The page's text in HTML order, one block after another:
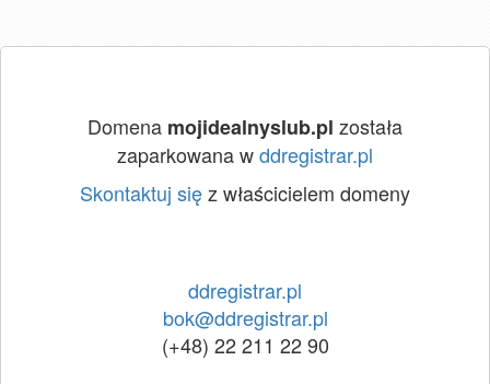
Domena mojidealnyslub.pl została
zaparkowana wddregistrar.pl
Skontaktuj sięz właścicielem domeny
ddregistrar.pl
bok@ddregistrar.pl
(+48) 22 211 22 90